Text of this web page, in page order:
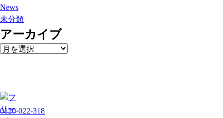
News
未分類
アーカイブ
ア
ブ
0120-022-318